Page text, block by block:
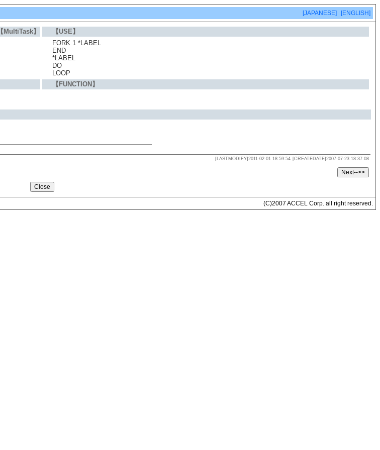
[JAPANESE] [ENGLISH]
【MultiTask】 【USE】
FORK 1 *LABEL
END
*LABEL
DO
LOOP
【FUNCTION】
[LASTMODIFY]2011-02-01 18:59:54 [CREATEDATE]2007-07-23 18:37:08
(C)2007 ACCEL Corp. all right reserved.